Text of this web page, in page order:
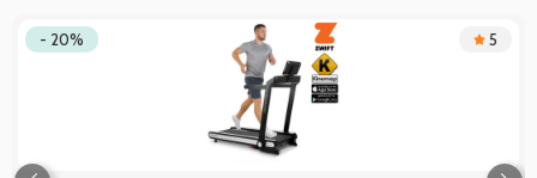
- 20% 5